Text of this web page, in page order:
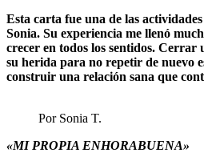
Esta carta fue una de las
Sonia. Su experiencia me llenó
crecer en todos los sentidos. Cerrar
su herida para no repetir de nuevo
construir una relación sana que
Por Sonia T.
«MI PROPIA ENHORABUENA»